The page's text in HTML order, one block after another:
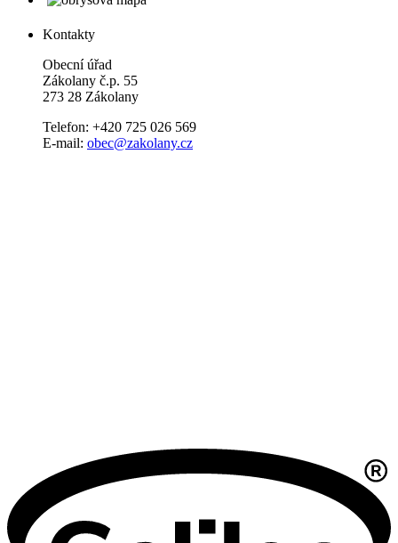
Kontakty
Obecní úřad
Zákolany č.p. 55
273 28 Zákolany
Telefon: +420 725 026 569
E-mail: obec@zakolany.cz